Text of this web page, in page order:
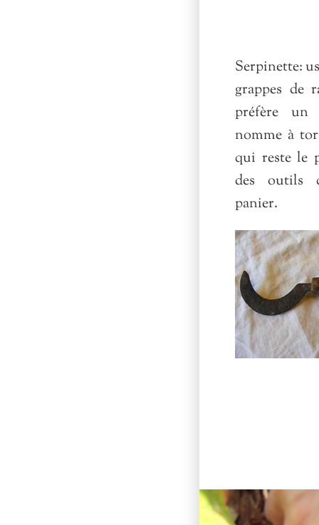
Serpinette:
grappes de
préfère un
nomme à
qui reste le
des outils
panier.